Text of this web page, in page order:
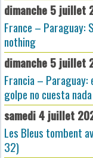
dimanche 5 juillet
France – Paraguay:
nothing
dimanche 5 juillet
Francia –
golpe no cuesta nada
samedi 4 juillet
Les Bleus tombent
32)